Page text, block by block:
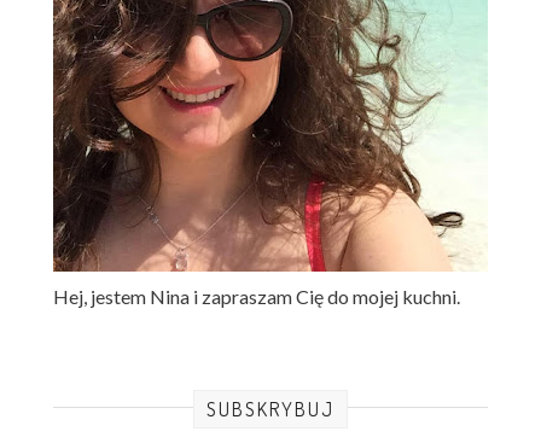
Hej, jestem Nina i zapraszam Cię do mojej kuchni.
SUBSKRYBUJ